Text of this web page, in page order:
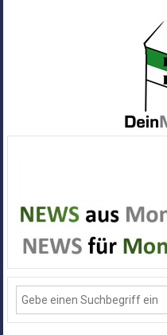
Alle
News
aus
Deiner
Stadt